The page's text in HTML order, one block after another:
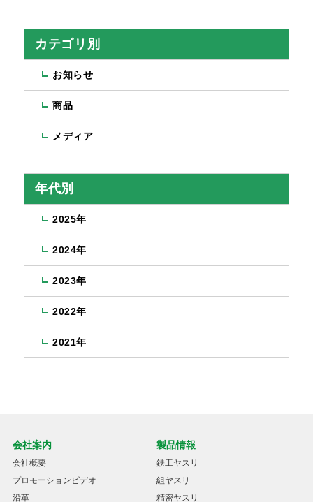
カテゴリ別
お知らせ
商品
メディア
年代別
2025年
2024年
2023年
2022年
2021年
会社案内
会社概要
プロモーションビデオ
沿革
製品情報
鉄工ヤスリ
組ヤスリ
精密ヤスリ